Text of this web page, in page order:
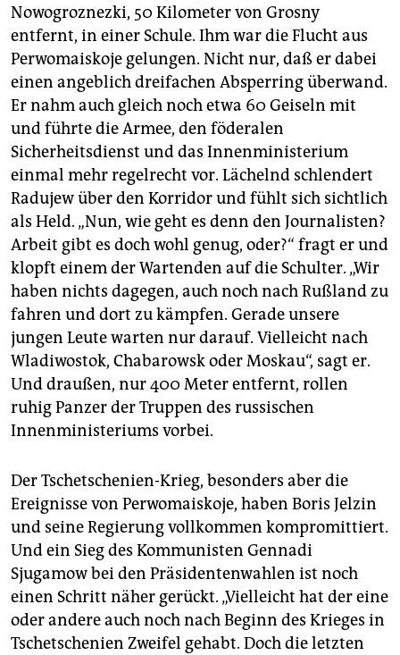
Nowogroznezki, 50 Kilometer von Grosny
entfernt, in einer Schule. Ihm war die Flucht aus
Perwomaiskoje gelungen. Nicht nur, daß er dabei
einen angeblich dreifachen Absperring überwand.
Er nahm auch gleich noch etwa 60 Geiseln mit
und führte die Armee, den föderalen
Sicherheitsdienst und das Innenministerium
einmal mehr regelrecht vor. Lächelnd schlendert
Radujew über den Korridor und fühlt sich sichtlich
als Held. „Nun, wie geht es denn den Journalisten?
Arbeit gibt es doch wohl genug, oder?“ fragt er und
klopft einem der Wartenden auf die Schulter. „Wir
haben nichts dagegen, auch noch nach Rußland zu
fahren und dort zu kämpfen. Gerade unsere
jungen Leute warten nur darauf. Vielleicht nach
Wladiwostok, Chabarowsk oder Moskau“, sagt er.
Und draußen, nur 400 Meter entfernt, rollen
ruhig Panzer der Truppen des russischen
Innenministeriums vorbei.
Der Tschetschenien-Krieg, besonders aber die
Ereignisse von Perwomaiskoje, haben Boris Jelzin
und seine Regierung vollkommen kompromittiert.
Und ein Sieg des Kommunisten Gennadi
Sjugamow bei den Präsidentenwahlen ist noch
einen Schritt näher gerückt. „Vielleicht hat der eine
oder andere auch noch nach Beginn des Krieges in
Tschetschenien Zweifel gehabt. Doch die letzten